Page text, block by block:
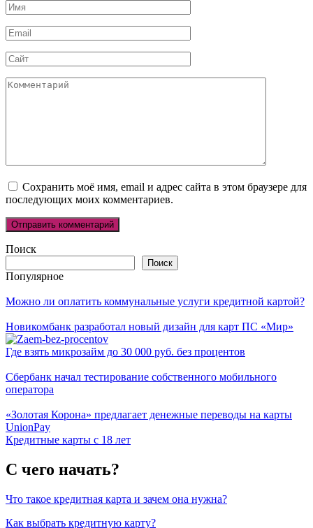
Имя
*
Email
*
Сайт
Комментарий
Сохранить моё имя, email и адрес сайта в этом браузере для
последующих моих комментариев.
Поиск
Поиск
Популярное
Можно ли оплатить коммунальные услуги кредитной картой?
Новикомбанк разработал новый дизайн для карт ПС «Мир»
Где взять микрозайм до 30 000 руб. без процентов
Сбербанк начал тестирование собственного мобильного
оператора
«Золотая Корона» предлагает денежные переводы на карты
UnionPay
Кредитные карты с 18 лет
С чего начать?
Что такое кредитная карта и зачем она нужна?
Как выбрать кредитную карту?